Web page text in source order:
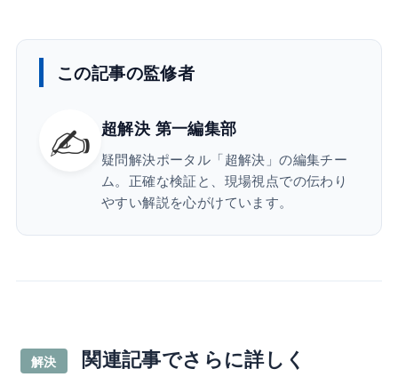
この記事の監修者
✍️ 超解決 第一編集部
疑問解決ポータル「超解決」の編集チー
ム。正確な検証と、現場視点での伝わり
やすい解説を心がけています。
解決 関連記事でさらに詳しく